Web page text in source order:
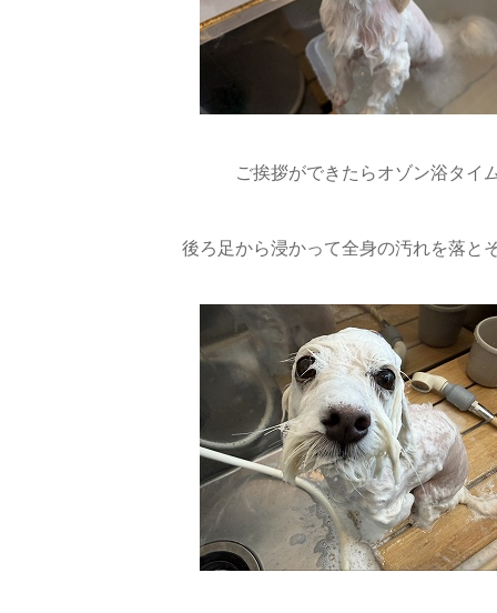
ご挨拶ができたらオゾン浴タイ
後ろ足から浸かって全身の汚れを落と